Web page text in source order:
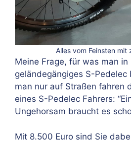
Alles vom Feinsten mit
Meine Frage, für was man
geländegängiges S-
man nur auf Straßen fahren
eines S-Pedelec Fahrers:
Ungehorsam braucht es
Mit 8.500 Euro sind Sie